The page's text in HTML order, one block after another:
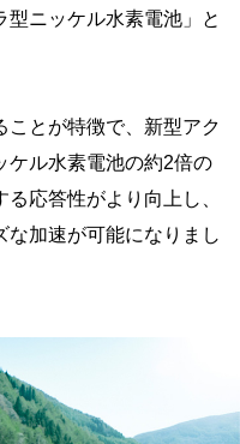
型ニッケル水素電池」と
ことが特徴で、新型アク
ケル水素電池の約2倍の
応答性がより向上し、
な加速が可能になりまし